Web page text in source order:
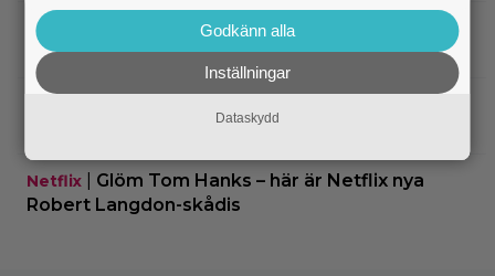
Casting
3 nya X-Men är redan klara… och det
ryktas om fler heta namn
filmer – om lönen är hög nog
Netflix
Glöm Tom Hanks – här är Netflix nya
Robert Langdon-skådis
Godkänn alla
Inställningar
Dataskydd